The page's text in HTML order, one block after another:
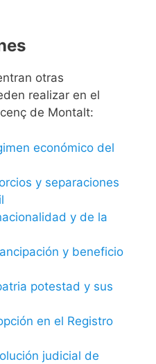
otras
realizar en el
de Montalt:
económico del
y separaciones
y de la
y beneficio
potestad y sus
en el Registro
judicial de